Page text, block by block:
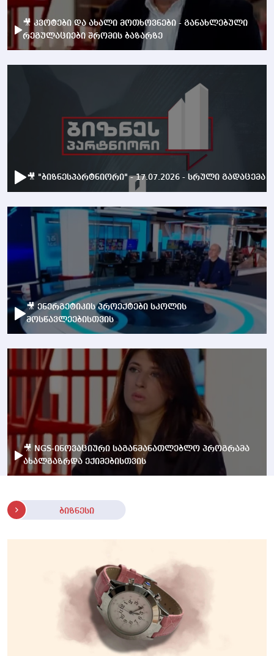
🎥 კვოტები და ახალი მოთხოვნები - განახლებული
რეგულაციები შრომის ბაზარზე
🎥 "ბიზნესპარტნიორი" - 17.07.2026 - სრული გადაცემა
🎥 ენერგეტიკის პროექტები სკოლის
მოსწავლეებისთვის
🎥 NGS-ინოვაციური საგანმანათლებლო პროგრამა
ახალგაზრდა ექიმებისთვის
ბიზნესი